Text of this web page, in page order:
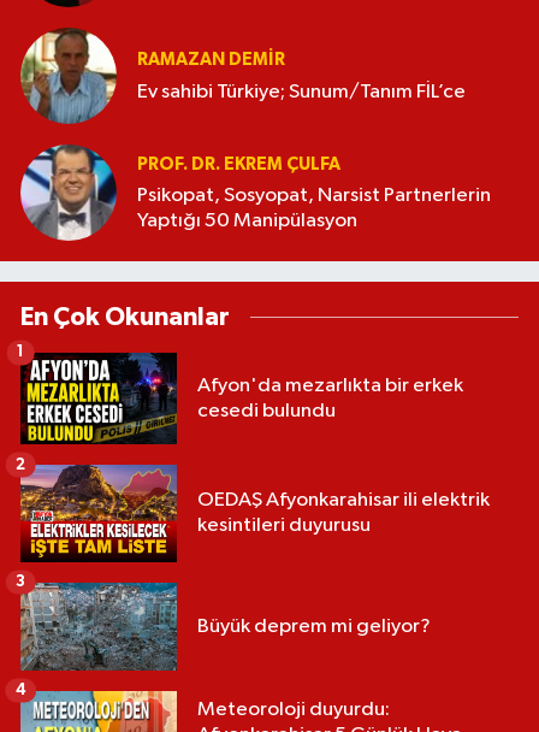
RAMAZAN DEMİR
Ev sahibi Türkiye; Sunum/Tanım FİL’ce
PROF. DR. EKREM ÇULFA
Psikopat, Sosyopat, Narsist Partnerlerin
Yaptığı 50 Manipülasyon
En Çok Okunanlar
Afyon'da mezarlıkta bir erkek
cesedi bulundu
1
OEDAŞ Afyonkarahisar ili elektrik
kesintileri duyurusu
2
Büyük deprem mi geliyor?
3
Meteoroloji duyurdu:
4